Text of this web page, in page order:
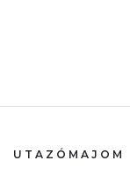
UTAZÓMAJOM